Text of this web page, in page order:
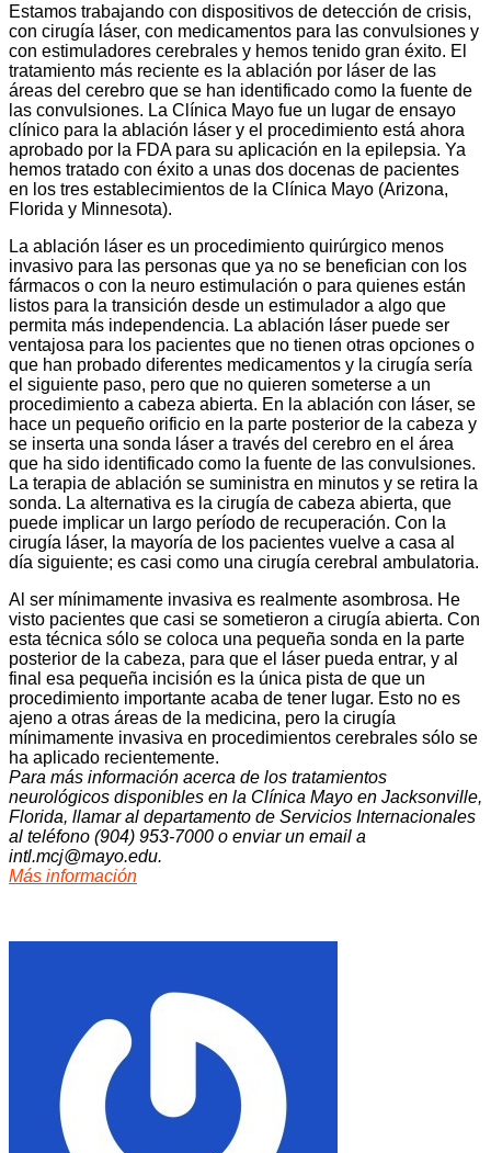
Estamos trabajando con dispositivos de detección de crisis,
con cirugía láser, con medicamentos para las convulsiones y
con estimuladores cerebrales y hemos tenido gran éxito. El
tratamiento más reciente es la ablación por láser de las
áreas del cerebro que se han identificado como la fuente de
las convulsiones. La Clínica Mayo fue un lugar de ensayo
clínico para la ablación láser y el procedimiento está ahora
aprobado por la FDA para su aplicación en la epilepsia. Ya
hemos tratado con éxito a unas dos docenas de pacientes
en los tres establecimientos de la Clínica Mayo (Arizona,
Florida y Minnesota).
La ablación láser es un procedimiento quirúrgico menos
invasivo para las personas que ya no se benefician con los
fármacos o con la neuro estimulación o para quienes están
listos para la transición desde un estimulador a algo que
permita más independencia. La ablación láser puede ser
ventajosa para los pacientes que no tienen otras opciones o
que han probado diferentes medicamentos y la cirugía sería
el siguiente paso, pero que no quieren someterse a un
procedimiento a cabeza abierta. En la ablación con láser, se
hace un pequeño orificio en la parte posterior de la cabeza y
se inserta una sonda láser a través del cerebro en el área
que ha sido identificado como la fuente de las convulsiones.
La terapia de ablación se suministra en minutos y se retira la
sonda. La alternativa es la cirugía de cabeza abierta, que
puede implicar un largo período de recuperación. Con la
cirugía láser, la mayoría de los pacientes vuelve a casa al
día siguiente; es casi como una cirugía cerebral ambulatoria.
Al ser mínimamente invasiva es realmente asombrosa. He
visto pacientes que casi se sometieron a cirugía abierta. Con
esta técnica sólo se coloca una pequeña sonda en la parte
posterior de la cabeza, para que el láser pueda entrar, y al
final esa pequeña incisión es la única pista de que un
procedimiento importante acaba de tener lugar. Esto no es
ajeno a otras áreas de la medicina, pero la cirugía
mínimamente invasiva en procedimientos cerebrales sólo se
ha aplicado recientemente.
Para más información acerca de los tratamientos
neurológicos disponibles en la Clínica Mayo en Jacksonville,
Florida, llamar al departamento de Servicios Internacionales
al teléfono (904) 953-7000 o enviar un email a
intl.mcj@mayo.edu.
Más información